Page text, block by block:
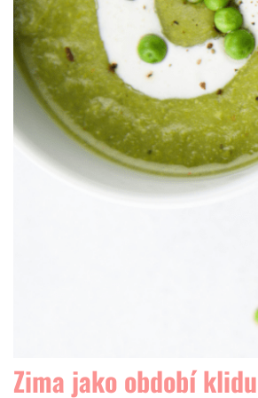
Zima jako období